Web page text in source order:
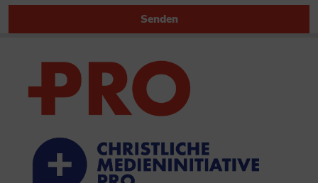
Senden